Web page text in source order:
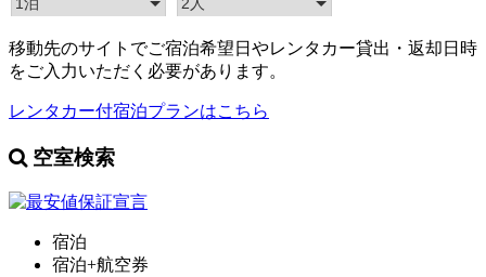
移動先のサイトでご宿泊希望日やレンタカー貸出・返却日時
をご入力いただく必要があります。
レンタカー付宿泊プランはこちら
空室検索
宿泊
宿泊+航空券